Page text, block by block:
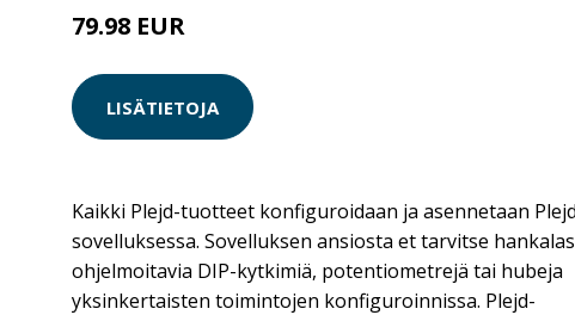
79.98 EUR
LISÄTIETOJA
Kaikki Plejd-tuotteet konfiguroidaan ja asennetaan
sovelluksessa. Sovelluksen ansiosta et tarvitse
ohjelmoitavia DIP-kytkimiä, potentiometrejä tai hubeja
yksinkertaisten toimintojen konfiguroinnissa. Plejd-